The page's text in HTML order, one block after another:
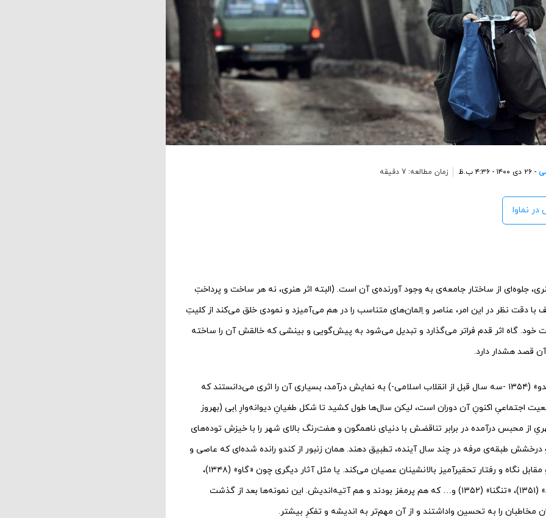
- ۲۶ دی ۱۴۰۰ - ۴:۳۶ ب.ظ زمان مطالعه: 7 دقیقه
در نماوا
جلوه‌ای از ساختار جامعه‌ی به وجود آورنده‌‌‌ی آن است. (البته اثر هنری، نه هر ساخت و پرداختِ
با دقت نظر در این امر، عناصر و اِلمان‌های متناسب را در هم می‌آمیزد و نمودی خلق می‌کند از کلیتِ
خود. گاه اثر قدم فراتر می‌گذارد و تبدیل می‌شود به پیش‌گویی و بینشی که خالقش آن را ساخته
قصد هشدار دارد.
«کندو» (۱۳۵۴ -سه سال قبل از انقلاب اسلامی-) به نمایش درآمد، بسیاری آن را اثری می‌دانستند که
اجتماعیِ اکنونِ آن دوران است، لیکن سال‌ها طول کشید تا شکل طغیانِ دیوانه‌وارِ اِبی (بهروز
از محبس درآمده در برابر تناقضش با دنیای ناهمگون و هفت‌رنگ بالای شهر را با خیزش توده‌های
طبقه‌ی مرفه در چند سال آینده، تطبیق دهند. همان زنبور از کندو رانده شده‌ای که عاصی و
دیوانه‌وار بیرون می‌زند و مقابل نگاه و رفتار تحقیرآمیز بالانشینان عصیان می‌کند. یا مثل آثار دیگری چون «گاو» (۱۳۴۸)،
«آرامش در حضور دیگران» (۱۳۵۱)، «تنگنا» (۱۳۵۲) و… که هم پرمغز بودند و هم آتیه‌اندیش. این نمونه‌ها بعد از گذشت
مخاطبان را به تحسین واداشتند و از آن مهم‌تر به اندیشه‌ و تفکرِ بیشتر.